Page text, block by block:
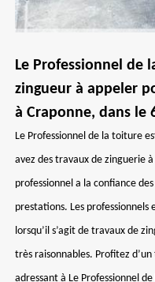
Le Professionnel de
zingueur à appeler
à Craponne, dans le
Le Professionnel de la toiture
avez des travaux de zinguerie
professionnel a la confiance
prestations. Les professionnels
lorsqu’il s’agit de travaux de
très raisonnables. Profitez
adressant à Le Professionnel